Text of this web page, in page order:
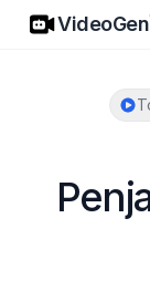
VideoGen
VideoGen